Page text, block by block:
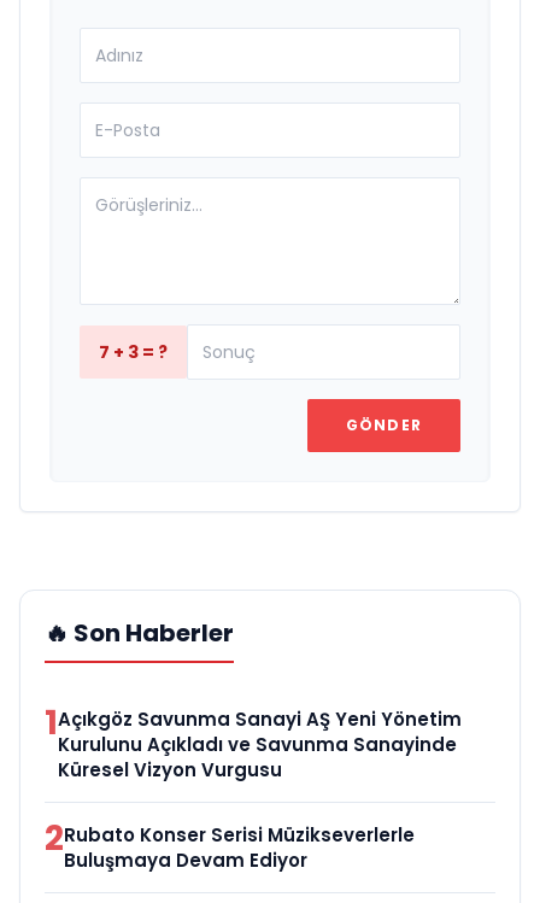
7 + 3 = ?
GÖNDER
🔥 Son Haberler
1Açıkgöz Savunma Sanayi AŞ Yeni Yönetim
Kurulunu Açıkladı ve Savunma Sanayinde
Küresel Vizyon Vurgusu
2Rubato Konser Serisi Müzikseverlerle
Buluşmaya Devam Ediyor